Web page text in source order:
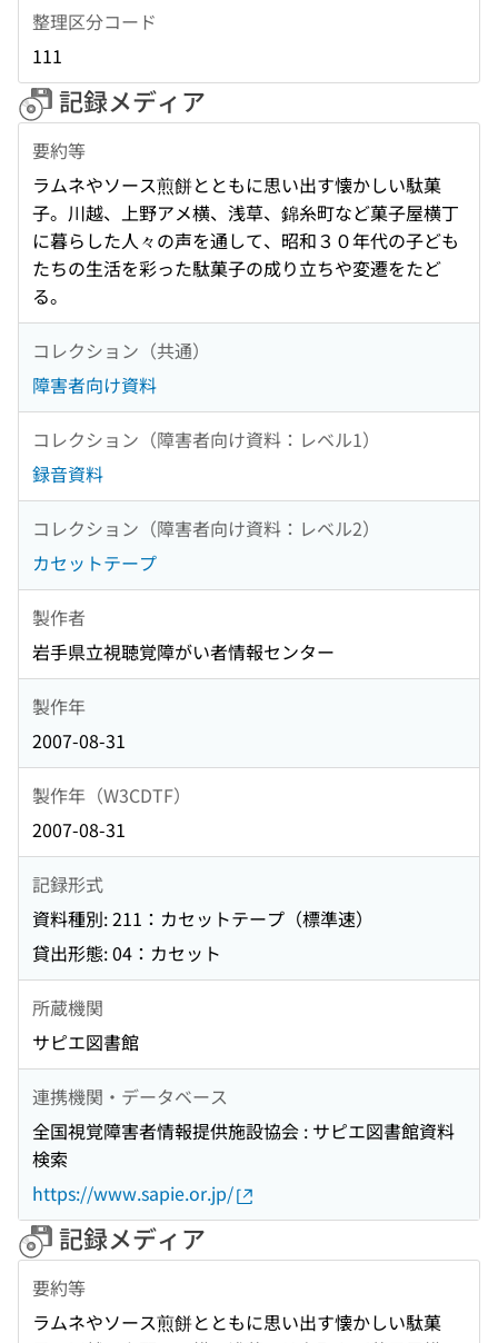
整理区分コード
111
記録メディア
要約等
ラムネやソース煎餅とともに思い出す懐かしい駄菓
子。川越、上野アメ横、浅草、錦糸町など菓子屋横丁
に暮らした人々の声を通して、昭和３０年代の子ども
たちの生活を彩った駄菓子の成り立ちや変遷をたど
る。
コレクション（共通）
障害者向け資料
コレクション（障害者向け資料：レベル1）
録音資料
コレクション（障害者向け資料：レベル2）
カセットテープ
製作者
岩手県立視聴覚障がい者情報センター
製作年
2007-08-31
製作年（W3CDTF）
2007-08-31
記録形式
資料種別: 211：カセットテープ（標準速）
貸出形態: 04：カセット
所蔵機関
サピエ図書館
連携機関・データベース
全国視覚障害者情報提供施設協会 : サピエ図書館資料
検索
https://www.sapie.or.jp/
記録メディア
要約等
ラムネやソース煎餅とともに思い出す懐かしい駄菓